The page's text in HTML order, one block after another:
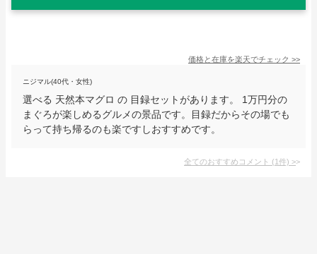
価格と在庫を楽天でチェック >>
ニジマル(40代・女性)
選べる 天然本マグロ の 目録セットがあります。 1万円分の
まぐろが楽しめるグルメの景品です。目録だからその場でも
らって持ち帰るのも楽ですしおすすめです。
全てのおすすめコメント (1件) >